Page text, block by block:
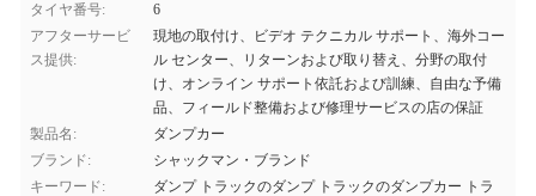
タイヤ番号:
6
アフターサービ
ス提供:
現地の取付け、ビデオ テクニカル サポート、海外コー
ル センター、リターンおよび取り替え、分野の取付
け、オンライン サポート依託および訓練、自由な予備
品、フィールド整備および修理サービスの店の保証
製品名:
ダンプカー
ブランド:
シャックマン・ブランド
キーワード:
ダンプ トラックのダンプ トラックのダンプカー トラ